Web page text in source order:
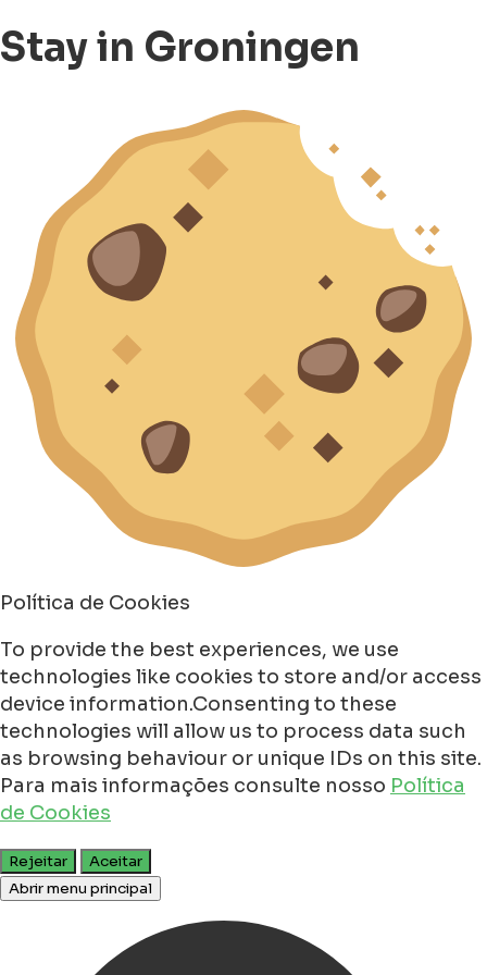
Stay in Groningen
Política de Cookies
To provide the best experiences, we use
technologies like cookies to store and/or access
device information.Consenting to these
technologies will allow us to process data such
as browsing behaviour or unique IDs on this site.
Para mais informações consulte nosso Política
de Cookies
Rejeitar
Aceitar
Abrir menu principal